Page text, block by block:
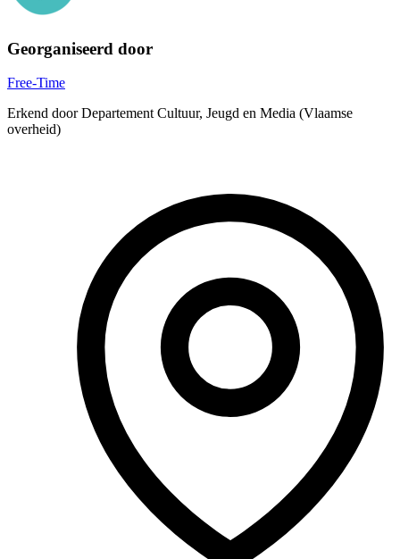
Georganiseerd door
Free-Time
Erkend door Departement Cultuur, Jeugd en Media (Vlaamse
overheid)